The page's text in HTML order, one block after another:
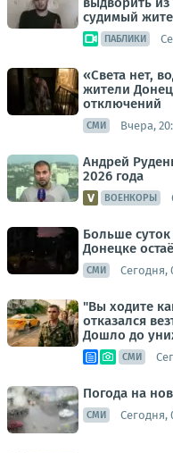
судимый
ПАБЛИКИ
«Света нет,
жители
отключений
СМИ Вчера,
Андрей
2026 года
ВОЕНКОРЫ
Больше суток
Донецке
СМИ Сегодня,
"Вы ходите
отказался
Дошло до
СМИ
Погода на
СМИ Сегодня,